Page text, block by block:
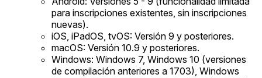
para inscripciones existentes, sin inscripciones
nuevas).
iOS, iPadOS, tvOS: Versión 9 y posteriores.
macOS: Versión 10.9 y posteriores.
Windows: Windows 7, Windows 10 (versiones
de compilación anteriores a 1703), Windows